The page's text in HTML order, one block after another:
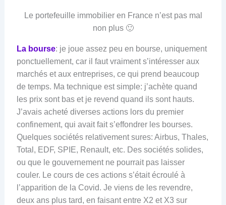
Le portefeuille immobilier en France n’est pas mal
non plus 🙂
La bourse: je joue assez peu en bourse, uniquement
ponctuellement, car il faut vraiment s’intéresser aux
marchés et aux entreprises, ce qui prend beaucoup
de temps. Ma technique est simple: j’achète quand
les prix sont bas et je revend quand ils sont hauts.
J’avais acheté diverses actions lors du premier
confinement, qui avait fait s’effondrer les bourses.
Quelques sociétés relativement sures: Airbus, Thales,
Total, EDF, SPIE, Renault, etc. Des sociétés solides,
ou que le gouvernement ne pourrait pas laisser
couler. Le cours de ces actions s’était écroulé à
l’apparition de la Covid. Je viens de les revendre,
deux ans plus tard, en faisant entre X2 et X3 sur